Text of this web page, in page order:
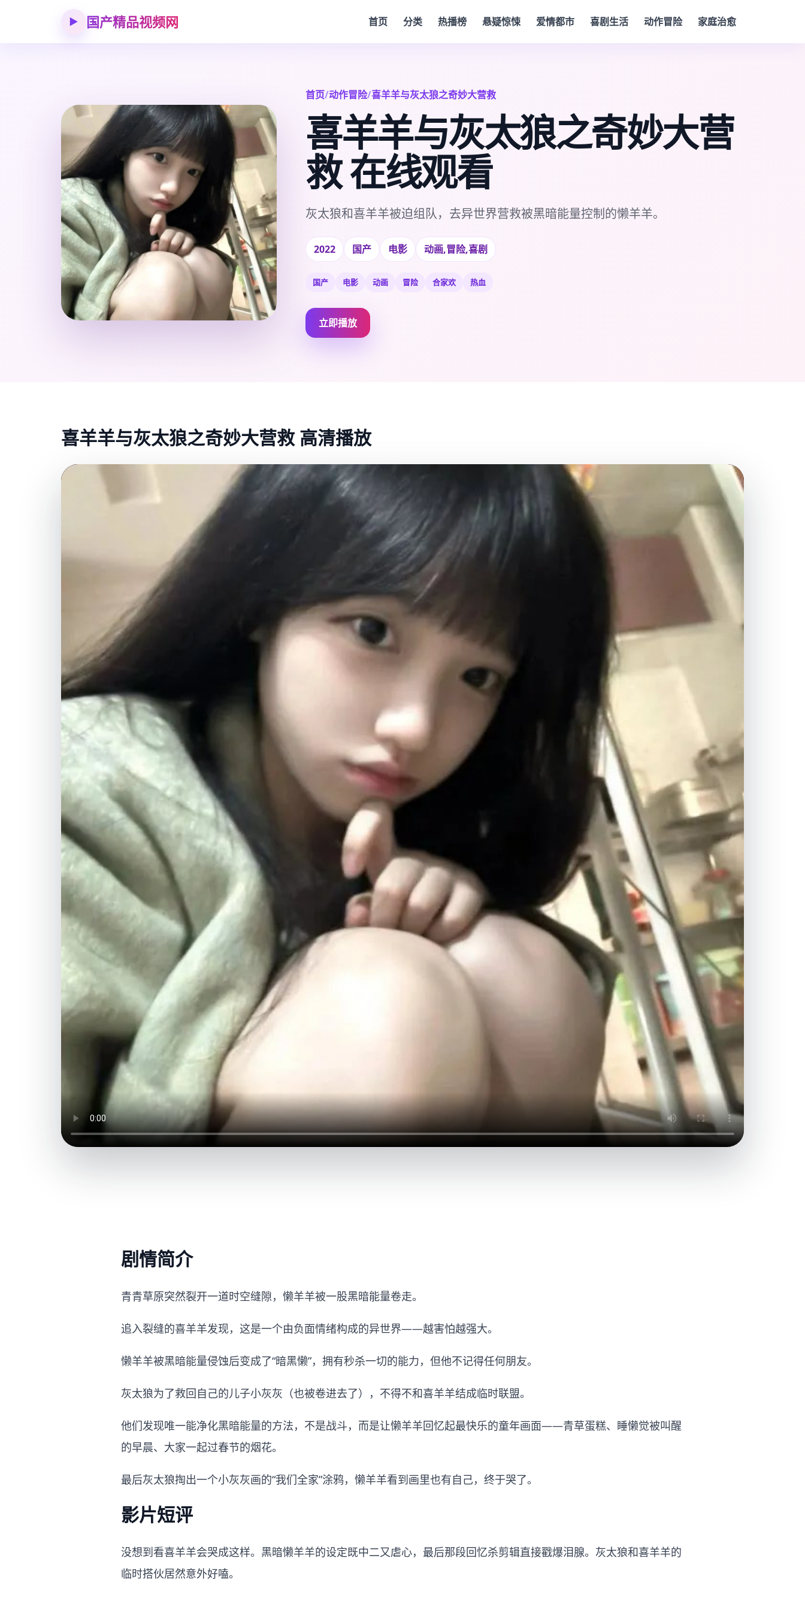
▶ 国产精品视频网 首页 分类 热播榜 悬疑惊悚 爱情都市 喜剧生活 动作冒险 家庭治愈
首页/动作冒险/喜羊羊与灰太狼之奇妙大营救
喜羊羊与灰太狼之奇妙大营
救 在线观看
灰太狼和喜羊羊被迫组队，去异世界营救被黑暗能量控制的懒羊羊。
2022 国产 电影 动画,冒险,喜剧
国产 电影 动画 冒险 合家欢 热血
立即播放
喜羊羊与灰太狼之奇妙大营救 高清播放
剧情简介
青青草原突然裂开一道时空缝隙，懒羊羊被一股黑暗能量卷走。
追入裂缝的喜羊羊发现，这是一个由负面情绪构成的异世界——越害怕越强大。
懒羊羊被黑暗能量侵蚀后变成了“暗黑懒”，拥有秒杀一切的能力，但他不记得任何朋友。
灰太狼为了救回自己的儿子小灰灰（也被卷进去了），不得不和喜羊羊结成临时联盟。
他们发现唯一能净化黑暗能量的方法，不是战斗，而是让懒羊羊回忆起最快乐的童年画面——青草蛋糕、睡懒觉被叫醒
的早晨、大家一起过春节的烟花。
最后灰太狼掏出一个小灰灰画的“我们全家”涂鸦，懒羊羊看到画里也有自己，终于哭了。
影片短评
没想到看喜羊羊会哭成这样。黑暗懒羊羊的设定既中二又虐心，最后那段回忆杀剪辑直接戳爆泪腺。灰太狼和喜羊羊的
临时搭伙居然意外好嗑。